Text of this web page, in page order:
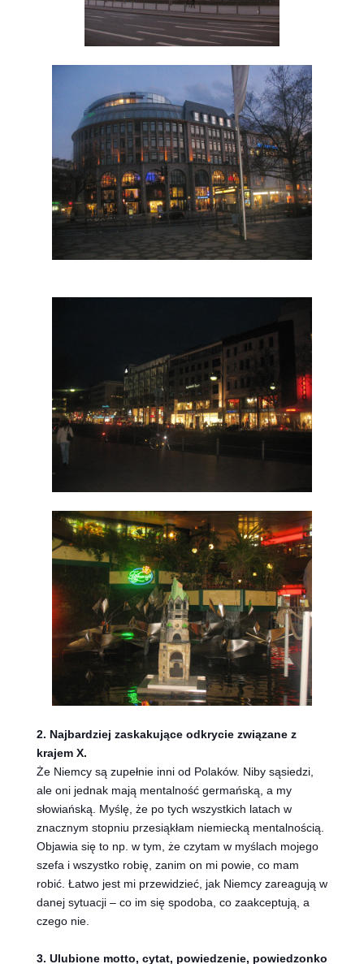
2. Najbardziej zaskakujące odkrycie związane z
krajem X.
Że Niemcy są zupełnie inni od Polaków. Niby sąsiedzi,
ale oni jednak mają mentalność germańską, a my
słowiańską. Myślę, że po tych wszystkich latach w
znacznym stopniu przesiąkłam niemiecką mentalnością.
Objawia się to np. w tym, że czytam w myślach mojego
szefa i wszystko robię, zanim on mi powie, co mam
robić. Łatwo jest mi przewidzieć, jak Niemcy zareagują w
danej sytuacji – co im się spodoba, co zaakceptują, a
czego nie.
3. Ulubione motto, cytat, powiedzenie, powiedzonko